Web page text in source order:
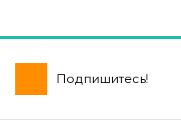
Подпишитесь!